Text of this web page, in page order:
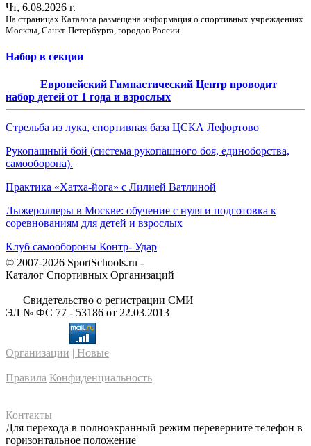
Чт, 6.08.2026 г.
На страницах Каталога размещена информация о спортивных учреждениях
Москвы, Санкт-Петербурга, городов России.
Набор в секции
Европейский Гимнастический Центр проводит
набор детей от 1 года и взрослых
Стрельба из лука, спортивная база ЦСКА Лефортово
Рукопашный бой (система рукопашного боя, единоборства,
самооборона).
Практика «Хатха-йога» с Лилией Ватлиной
Лыжероллеры в Москве: обучение с нуля и подготовка к
соревнованиям для детей и взрослых
Клуб самообороны Контр- Удар
© 2007-2026 SportSchools.ru -
Каталог Спортивных Организаций
Свидетельство о регистрации СМИ
ЭЛ № ФС 77 - 53186 от 22.03.2013
Организации | Новые
Правила Конфиденциальность
Контакты
Для перехода в полноэкранный режим переверните телефон в
горизонтальное положение